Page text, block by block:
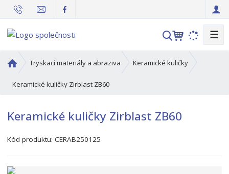
V
h
a
t
☰
v
o
í
t
Tryskací materiály a abraziva Keramické kuličky
Keramické kuličky Zirblast ZB60
Keramické kuličky Zirblast ZB60
Kód produktu:CERAB250125